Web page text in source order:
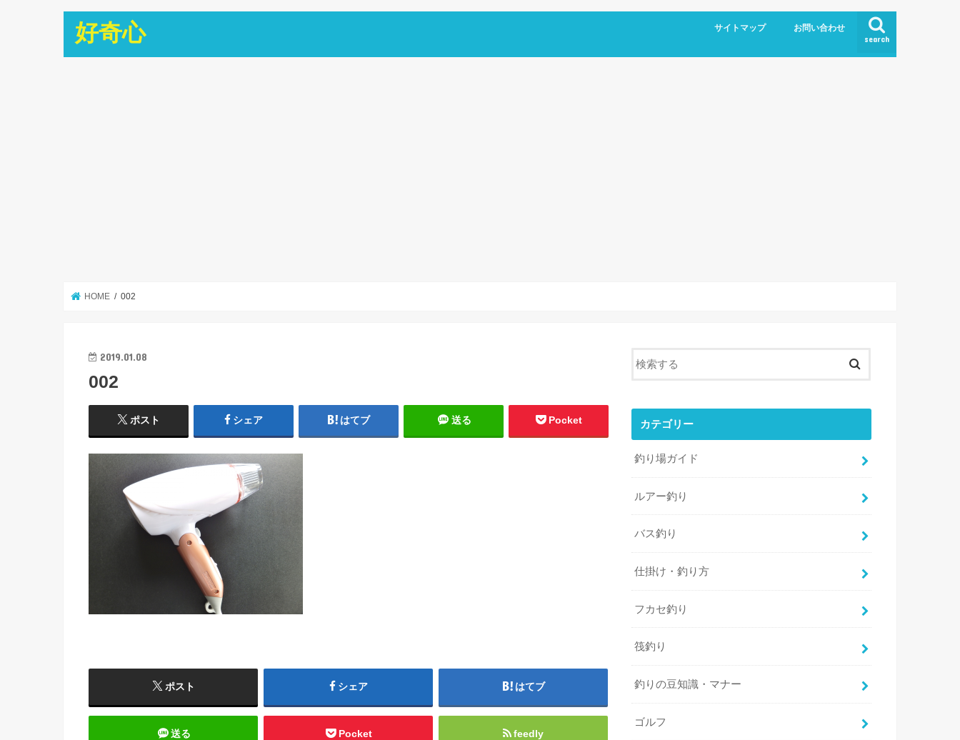
好奇心 search
サイトマップ お問い合わせ
HOME 002
2019.01.08
002
ポスト シェア はてブ 送る Pocket
ポスト シェア はてブ
送る Pocket feedly
カテゴリー
釣り場ガイド
ルアー釣り
バス釣り
仕掛け・釣り方
フカセ釣り
筏釣り
釣りの豆知識・マナー
ゴルフ